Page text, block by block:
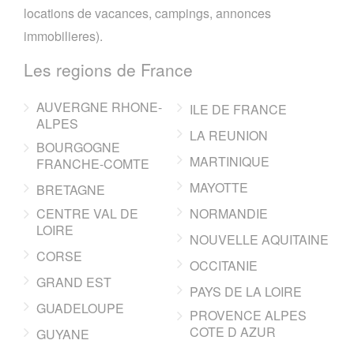
locations de vacances, campings, annonces
immobilieres).
Les regions de France
AUVERGNE RHONE-
ALPES
BOURGOGNE
FRANCHE-COMTE
BRETAGNE
CENTRE VAL DE
LOIRE
CORSE
GRAND EST
GUADELOUPE
GUYANE
ILE DE FRANCE
LA REUNION
MARTINIQUE
MAYOTTE
NORMANDIE
NOUVELLE AQUITAINE
OCCITANIE
PAYS DE LA LOIRE
PROVENCE ALPES
COTE D AZUR